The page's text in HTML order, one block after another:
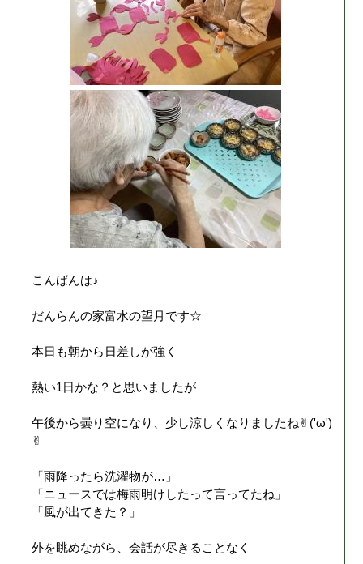
こんばんは♪
だんらんの家富水の望月です☆
本日も朝から日差しが強く
熱い1日かな？と思いましたが
午後から曇り空になり、少し涼しくなりましたね✌︎('ω')
✌︎
「雨降ったら洗濯物が…」
「ニュースでは梅雨明けしたって言ってたね」
「風が出てきた？」
外を眺めながら、会話が尽きることなく